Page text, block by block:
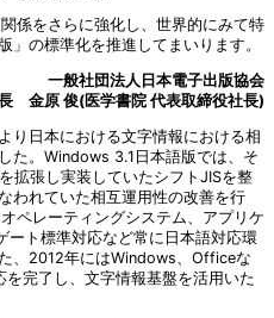
係をさらに強化し、世界的にみて特
」の標準化を推進してまいります。
一般社団法人日本電子出版協会
金原 俊(医学書院 代表取締役社長)
り日本における文字情報における相
た。Windows 3.1日本語版では、そ
拡張し実装していたシフトJISを整
われていた相互運用性の改善を行
ペレーティングシステム、アプリケ
ート標準対応など常に日本語対応環
、2012年にはWindows、Officeな
完了し、文字情報基盤を活用いた